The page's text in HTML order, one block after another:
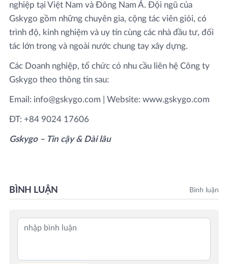
nghiệp tại Việt Nam và Đông Nam Á. Đội ngũ của
Gskygo gồm những chuyên gia, cộng tác viên giỏi, có
trình độ, kinh nghiệm và uy tín cùng các nhà đầu tư, đối
tác lớn trong và ngoài nước chung tay xây dựng.
Các Doanh nghiệp, tổ chức có nhu cầu liên hệ Công ty
Gskygo theo thông tin sau:
Email: info@gskygo.com | Website: www.gskygo.com
ĐT: +84 9024 17606
Gskygo – Tin cậy & Dài lâu
BÌNH LUẬN Bình luận